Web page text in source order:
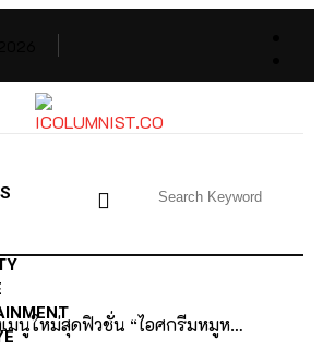
มนูใหม่สุดฟิวชั่น “ไอศกรีมหมูห…